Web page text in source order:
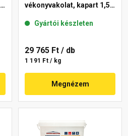
vékonyvakolat, kapart 1,5
Gyártói készleten
29 765 Ft / db
1 191 Ft / kg
Megnézem